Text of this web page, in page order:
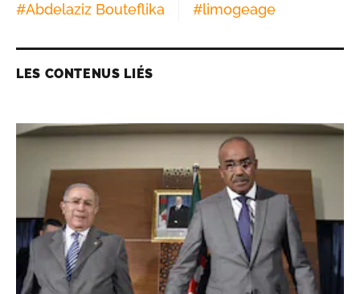
#Abdelaziz Bouteflika #limogeage
LES CONTENUS LIÉS